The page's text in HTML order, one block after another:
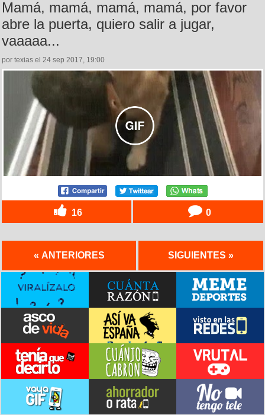
Mamá, mamá, mamá, mamá, por favor
abre la puerta, quiero salir a jugar,
vaaaaa...
por texias el 24 sep 2017, 19:00
16 0
« ANTERIORES SIGUIENTES »